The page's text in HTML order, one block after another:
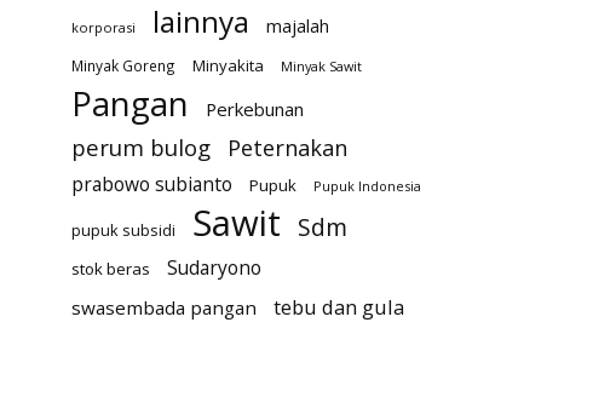
korporasi lainnya majalah
Minyak Goreng Minyakita Minyak Sawit
Pangan Perkebunan
perum bulog Peternakan
prabowo subianto Pupuk Pupuk Indonesia
pupuk subsidi Sawit Sdm
stok beras Sudaryono
swasembada pangan tebu dan gula